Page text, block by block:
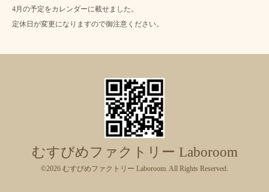
4月の予定をカレンダーに載せました。
定休日が変更になりますので御注意ください。
むすびめファクトリー Laboroom
©2026 むすびめファクトリー Laboroom . All Rights Reserved.